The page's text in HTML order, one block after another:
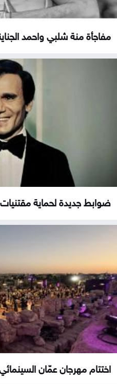
مفاجأة منة شلبي واحمد
ضوابط جديدة لحماية
اختتام مهرجان عمّان